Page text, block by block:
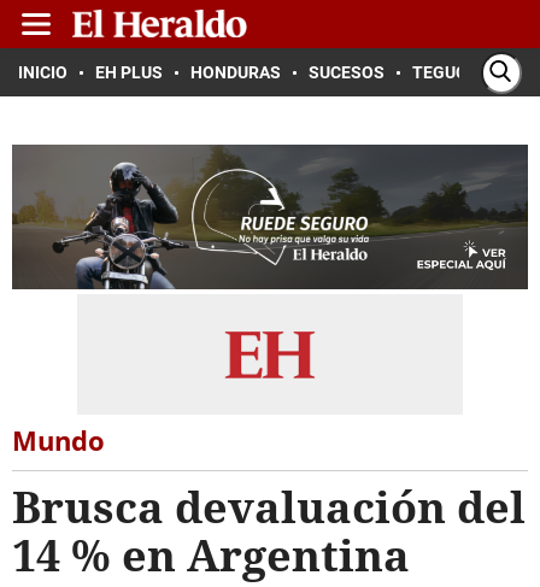
INICIO EH PLUS HONDURAS SUCESOS TEGUCIGALPA
Mundo
Brusca devaluación del
14 % en Argentina